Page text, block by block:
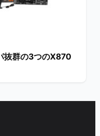
抜群の3つのX870